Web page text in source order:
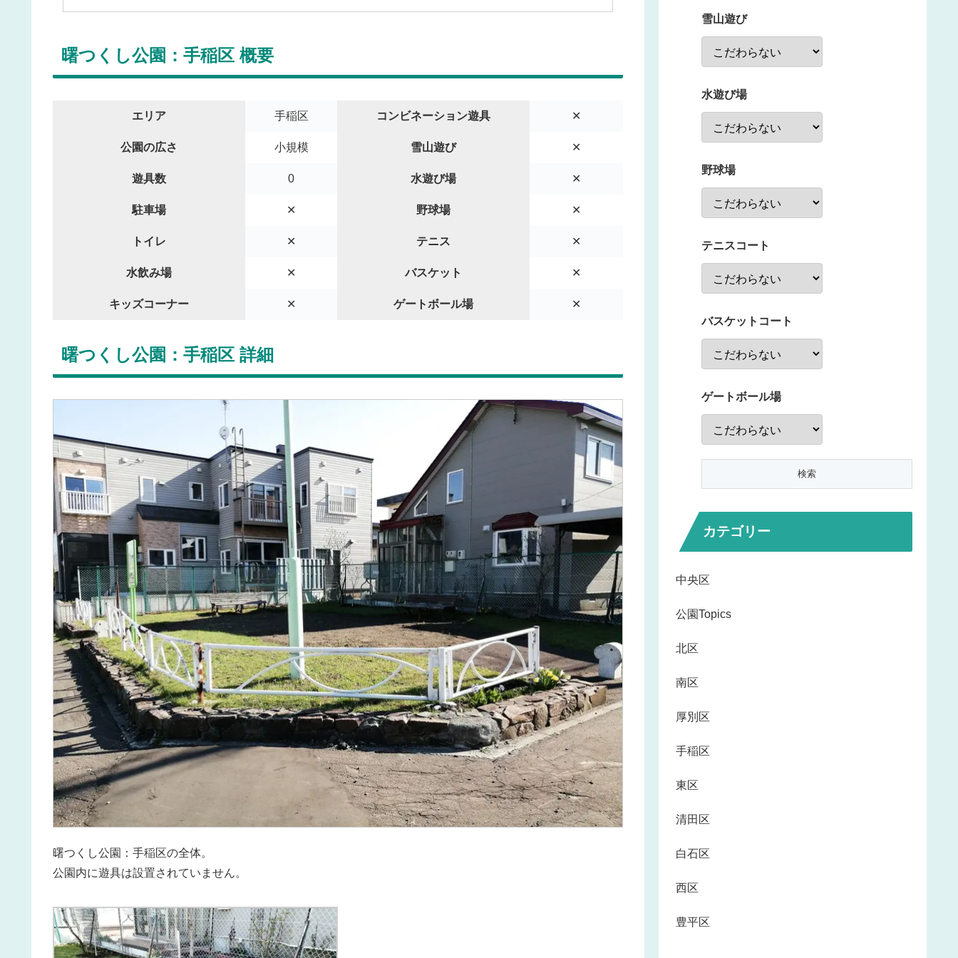
曙つくし公園：手稲区 概要
エリア 手稲区 コンビネーション遊具 ✕
公園の広さ 小規模 雪山遊び ✕
遊具数 0 水遊び場 ✕
駐車場 ✕ 野球場 ✕
トイレ ✕ テニス ✕
水飲み場 ✕ バスケット ✕
キッズコーナー ✕ ゲートボール場 ✕
曙つくし公園：手稲区 詳細
曙つくし公園：手稲区の全体。
公園内に遊具は設置されていません。
雪山遊び
水遊び場
野球場
テニスコート
バスケットコート
ゲートボール場
カテゴリー
中央区
公園Topics
北区
南区
厚別区
手稲区
東区
清田区
白石区
西区
豊平区